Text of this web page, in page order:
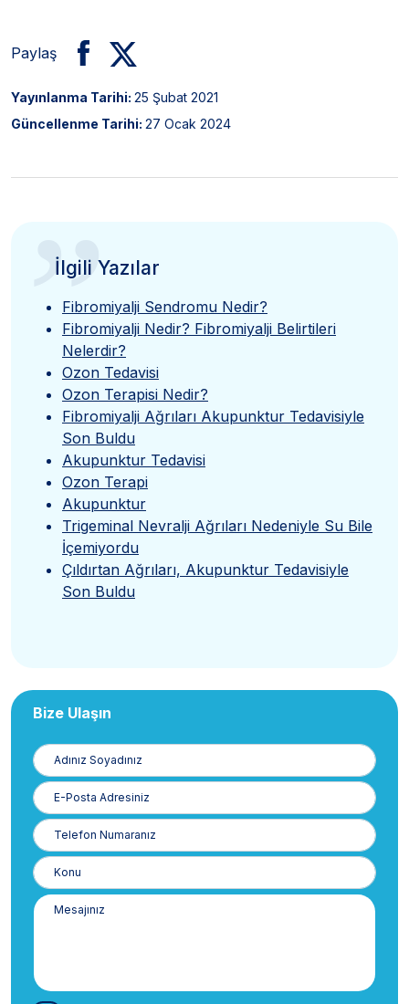
Paylaş
Yayınlanma Tarihi: 25 Şubat 2021
Güncellenme Tarihi: 27 Ocak 2024
”
İlgili Yazılar
Fibromiyalji Sendromu Nedir?
Fibromiyalji Nedir? Fibromiyalji Belirtileri
Nelerdir?
Ozon Tedavisi
Ozon Terapisi Nedir?
Fibromiyalji Ağrıları Akupunktur Tedavisiyle
Son Buldu
Akupunktur Tedavisi
Ozon Terapi
Akupunktur
Trigeminal Nevralji Ağrıları Nedeniyle Su Bile
İçemiyordu
Çıldırtan Ağrıları, Akupunktur Tedavisiyle
Son Buldu
Bize Ulaşın
Adınız
Soyadınız
E-
Posta
Telefon
Numaranız